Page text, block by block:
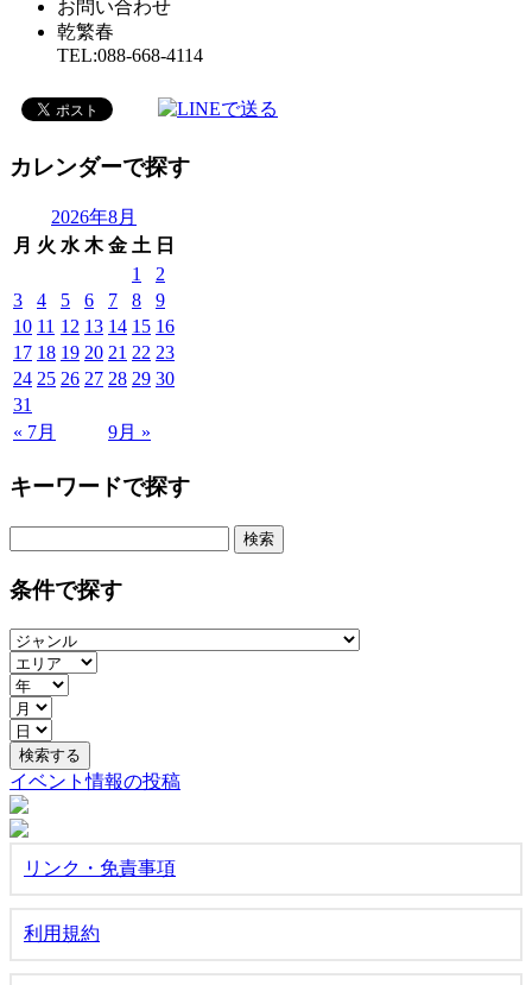
お問い合わせ
乾繁春
TEL:088-668-4114
カレンダーで探す
2026年8月
月 火 水 木 金 土 日
« 7月 9月 »
1
2
3
4 5 6 7 8
9
10 11 12 13 14 15 16
17 18 19 20 21 22 23
24 25 26 27 28 29 30
31
キーワードで探す
条件で探す
イベント情報の投稿
リンク・免責事項
利用規約